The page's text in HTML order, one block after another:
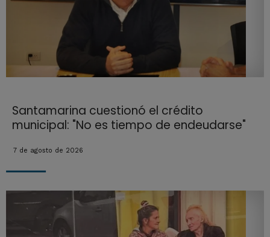
Santamarina cuestionó el crédito
municipal: "No es tiempo de endeudarse"
7 de agosto de 2026